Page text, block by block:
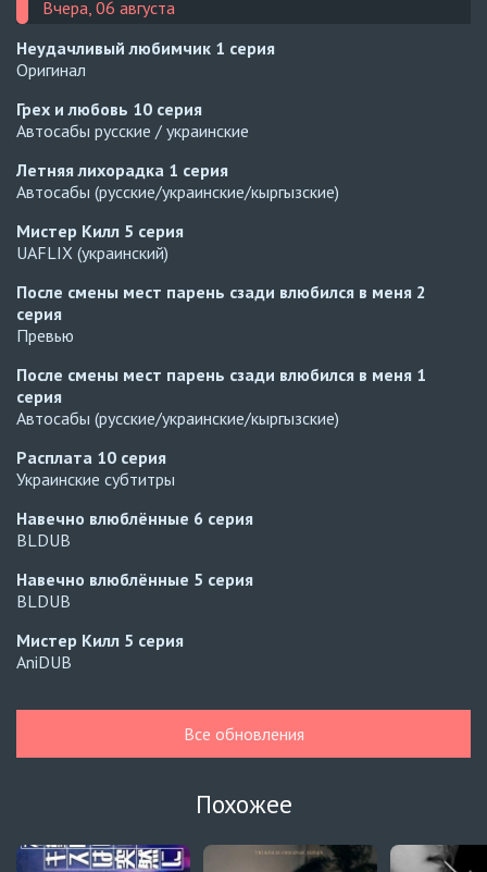
Вчера, 06 августа
Неудачливый любимчик 1 серия
Оригинал
Грех и любовь 10 серия
Автосабы русские / украинские
Летняя лихорадка 1 серия
Автосабы (русские/украинские/кыргызские)
Мистер Килл 5 серия
UAFLIX (украинский)
После смены мест парень сзади влюбился в меня 2
серия
Превью
После смены мест парень сзади влюбился в меня 1
серия
Автосабы (русские/украинские/кыргызские)
Расплата 10 серия
Украинские субтитры
Навечно влюблённые 6 серия
BLDUB
Навечно влюблённые 5 серия
BLDUB
Мистер Килл 5 серия
AniDUB
Навечно влюблённые5 серия
UAFLIX (украинский)
Все обновления
Похожее